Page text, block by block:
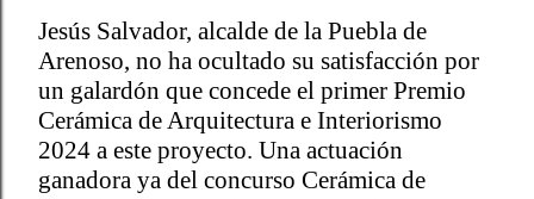
Jesús Salvador, alcalde de la Puebla de
Arenoso, no ha ocultado su satisfacción por
un galardón que concede el primer Premio
Cerámica de Arquitectura e Interiorismo
2024 a este proyecto. Una actuación
ganadora ya del concurso Cerámica de